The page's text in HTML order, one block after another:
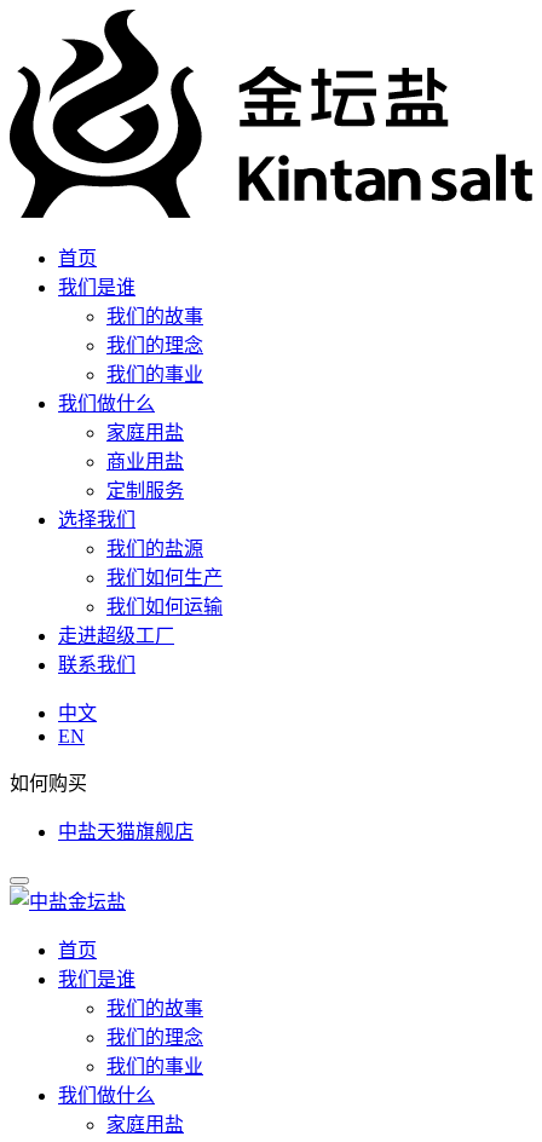
首页
我们是谁
我们的故事
我们的理念
我们的事业
我们做什么
家庭用盐
商业用盐
定制服务
选择我们
我们的盐源
我们如何生产
我们如何运输
走进超级工厂
联系我们
中文
EN
如何购买
中盐天猫旗舰店
首页
我们是谁
我们的故事
我们的理念
我们的事业
我们做什么
家庭用盐